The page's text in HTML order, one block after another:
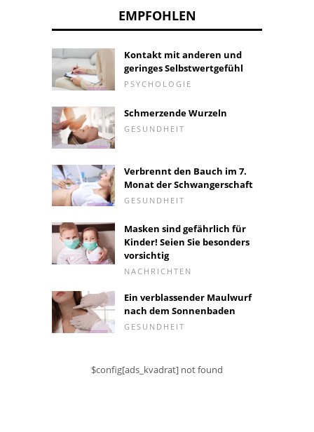
EMPFOHLEN
Kontakt mit anderen und
geringes Selbstwertgefühl
PSYCHOLOGIE
Schmerzende Wurzeln
GESUNDHEIT
Verbrennt den Bauch im 7.
Monat der Schwangerschaft
GESUNDHEIT
Masken sind gefährlich für
Kinder! Seien Sie besonders
vorsichtig
NACHRICHTEN
Ein verblassender Maulwurf
nach dem Sonnenbaden
GESUNDHEIT
$config[ads_kvadrat] not found